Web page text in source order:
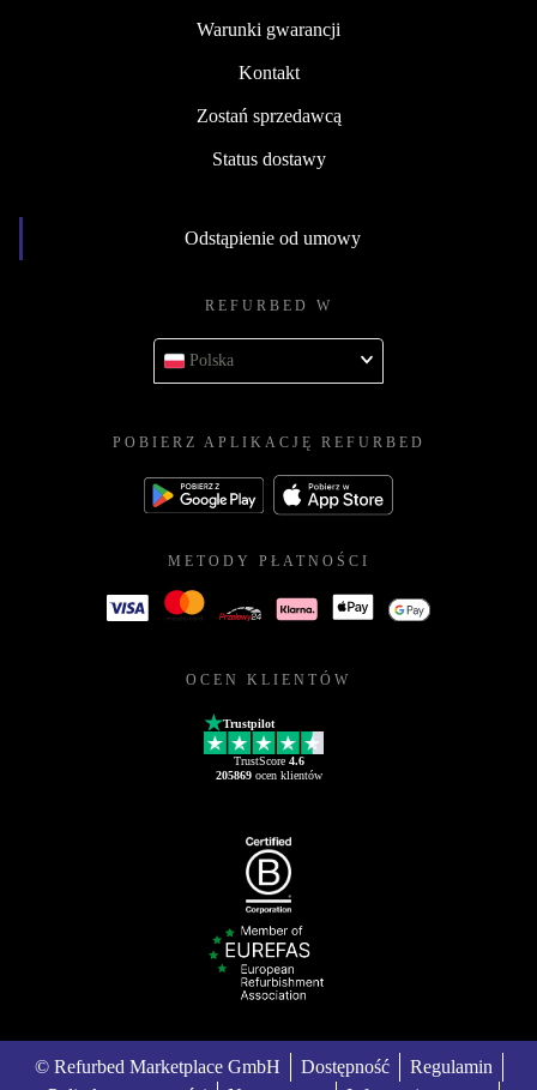
Warunki gwarancji
Kontakt
Zostań sprzedawcą
Status dostawy
Odstąpienie od umowy
REFURBED W
Polska
POBIERZ APLIKACJĘ REFURBED
METODY PŁATNOŚCI
OCEN KLIENTÓW
Trustpilot
TrustScore 4.6
205869ocen klientów
© Refurbed Marketplace GmbH Dostępność
Regulamin